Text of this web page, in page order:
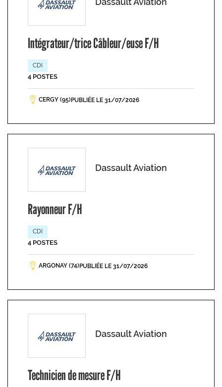
Intégrateur/trice Câbleur/euse F/H
CDI
4 POSTES
CERGY (95) PUBLIÉE LE 31/07/2026
Dassault Aviation
Rayonneur F/H
CDI
4 POSTES
ARGONAY (74) PUBLIÉE LE 31/07/2026
Dassault Aviation
Technicien de mesure F/H